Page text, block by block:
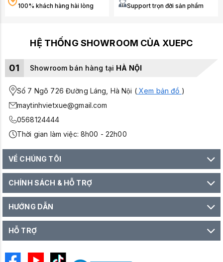
100% khách hàng hài lòng Support trọn đời sản phẩm
HỆ THỐNG SHOWROOM CỦA XUEPC
01 Showroom bán hàng tại HÀ NỘI
Số 7 Ngõ 726 Đường Láng, Hà Nội (Xem bản đồ )
maytinhvietxue@gmail.com
0568124444
Thời gian làm việc: 8h00 - 22h00
VỀ CHÚNG TÔI
CHÍNH SÁCH & HỖ TRỢ
HƯỚNG DẪN
HỖ TRỢ